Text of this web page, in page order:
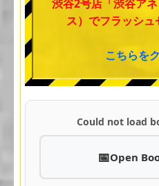
渋谷2号店「渋谷ア
ス）でフラッシュ
こちらを
Could not load
Open